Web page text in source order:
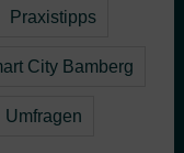
Praxistipps
City Bamberg
Umfragen